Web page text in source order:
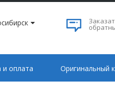
и оплата Оригинальный